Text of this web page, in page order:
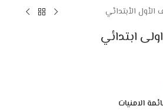
الأول الأبتدائي
ابتدائي
الامنيات